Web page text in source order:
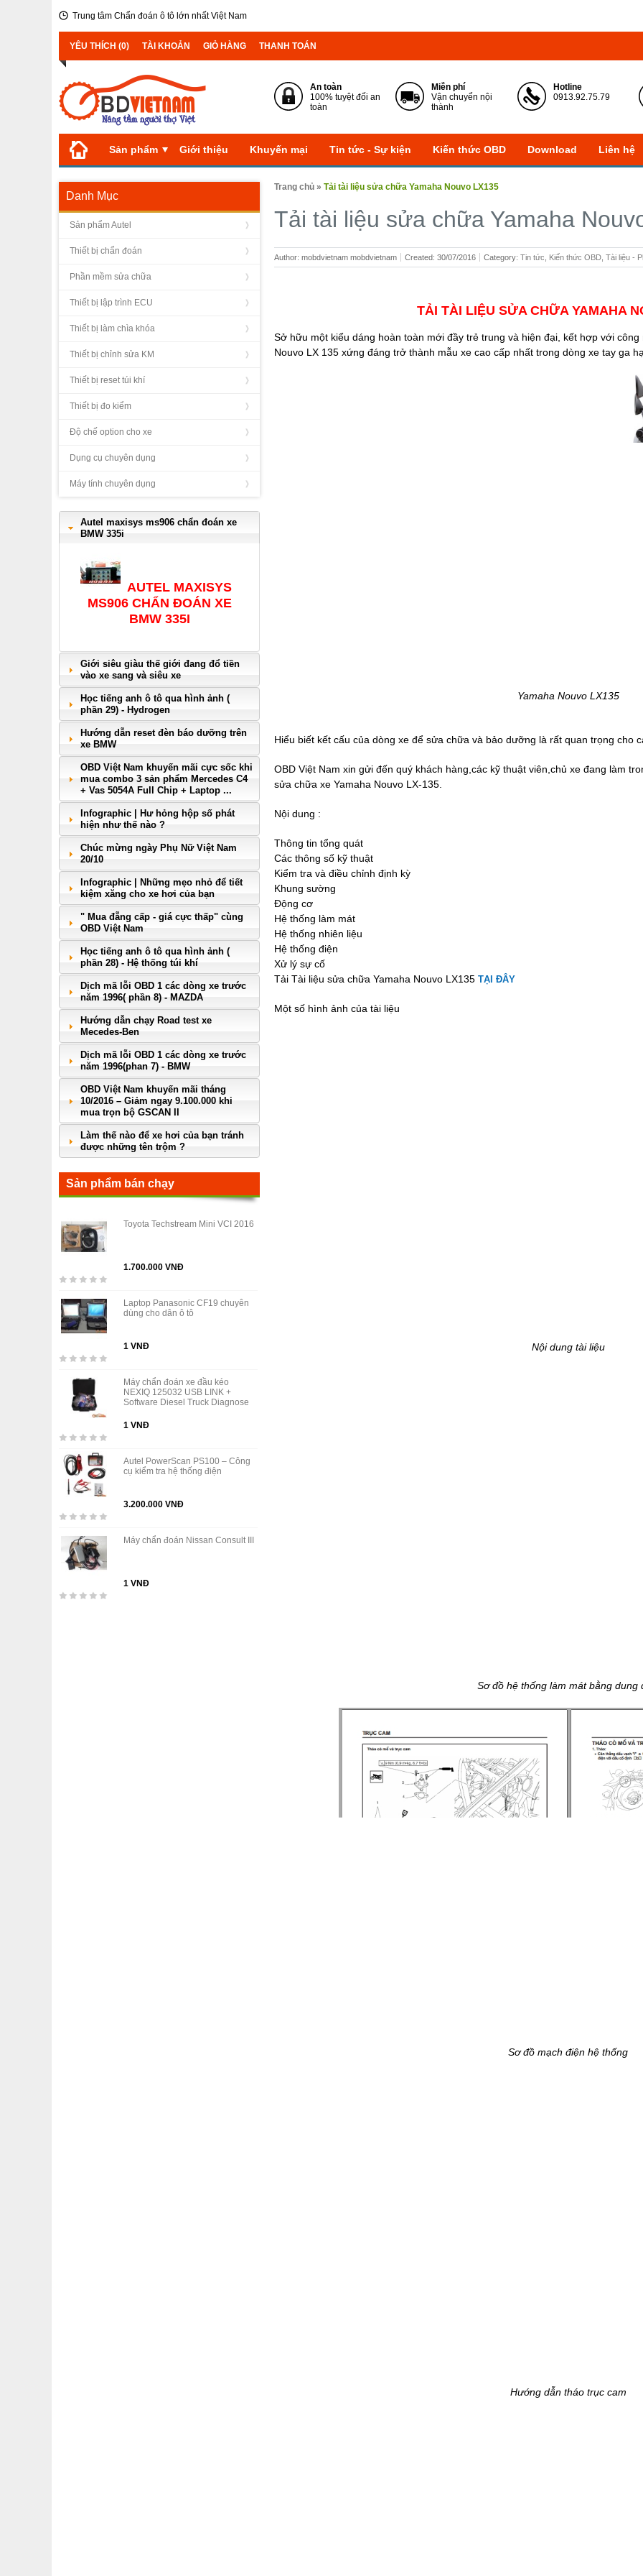
Trung tâm Chẩn đoán ô tô lớn nhất Việt Nam
YÊU THÍCH (0) TÀI KHOẢN GIỎ HÀNG THANH TOÁN
An toàn
100% tuyệt đối an
toàn
Miễn phí
Vận chuyển nội
thành
Hotline
0913.92.75.79
Sản phẩm Giới thiệu Khuyến mại Tin tức - Sự kiện Kiến thức OBD Download Liên hệ
Danh Mục
Sản phẩm Autel
Thiết bị chẩn đoán
Phần mềm sửa chữa
Thiết bị lập trình ECU
Thiết bị làm chìa khóa
Thiết bị chỉnh sửa KM
Thiết bị reset túi khí
Thiết bị đo kiểm
Độ chế option cho xe
Dụng cụ chuyên dụng
Máy tính chuyên dụng
Autel maxisys ms906 chẩn đoán xe
BMW 335i
AUTEL MAXISYS
MS906 CHẨN ĐOÁN XE
BMW 335I
Giới siêu giàu thế giới đang đổ tiền
vào xe sang và siêu xe
Học tiếng anh ô tô qua hình ảnh (
phần 29) - Hydrogen
Hướng dẫn reset đèn báo dưỡng trên
xe BMW
OBD Việt Nam khuyến mãi cực sốc khi
mua combo 3 sản phẩm Mercedes C4
+ Vas 5054A Full Chip + Laptop ...
Infographic | Hư hỏng hộp số phát
hiện như thế nào ?
Chúc mừng ngày Phụ Nữ Việt Nam
20/10
Infographic | Những mẹo nhỏ để tiết
kiệm xăng cho xe hơi của bạn
" Mua đẵng cấp - giá cực thấp" cùng
OBD Việt Nam
Học tiếng anh ô tô qua hình ảnh (
phần 28) - Hệ thống túi khí
Dịch mã lỗi OBD 1 các dòng xe trước
năm 1996( phần 8) - MAZDA
Hướng dẫn chạy Road test xe
Mecedes-Ben
Dịch mã lỗi OBD 1 các dòng xe trước
năm 1996(phan 7) - BMW
OBD Việt Nam khuyến mãi tháng
10/2016 – Giảm ngay 9.100.000 khi
mua trọn bộ GSCAN II
Làm thế nào để xe hơi của bạn tránh
được những tên trộm ?
Sản phẩm bán chạy
Toyota Techstream Mini VCI 2016
1.700.000 VNĐ
Laptop Panasonic CF19 chuyên
dùng cho dân ô tô
1 VNĐ
Máy chẩn đoán xe đầu kéo
NEXIQ 125032 USB LINK +
Software Diesel Truck Diagnose
1 VNĐ
Autel PowerScan PS100 – Công
cụ kiểm tra hệ thống điện
3.200.000 VNĐ
Máy chẩn đoán Nissan Consult III
1 VNĐ
Trang chủ » Tải tài liệu sửa chữa Yamaha Nouvo LX135
Tải tài liệu sửa chữa Yamaha
Author: mobdvietnam mobdvietnam Created: 30/07/2016 Category: ‍ Tin tức Kiến thức OBD Tài liệu -
TẢI TÀI LIỆU SỬA CHỮA YAMAHA
Sở hữu một kiểu dáng hoàn toàn mới đầy trẻ trung và hiện đại, kết hợp với
Nouvo LX 135 xứng đáng trở thành mẫu xe cao cấp nhất trong dòng xe tay ga
Yamaha Nouvo LX135
Hiểu biết kết cấu của dòng xe để sửa chữa và bảo dưỡng là rất quan trọng cho
OBD Việt Nam xin gửi đến quý khách hàng,các kỹ thuật viên,chủ xe đang làm
sửa chữa xe Yamaha Nouvo LX-135.
Nội dung :
Thông tin tổng quát
Các thông số kỹ thuật
Kiểm tra và điều chỉnh định kỳ
Khung sường
Động cơ
Hệ thống làm mát
Hệ thống nhiên liệu
Hệ thống điện
Xử lý sự cố
Tải Tài liệu sửa chữa Yamaha Nouvo LX135 TẠI ĐÂY
Một số hình ảnh của tài liệu
Nội dung tài liệu
Sơ đồ hệ thống làm mát bằng dung
Sơ đồ mạch điện hệ thống
Hướng dẫn tháo trục cam